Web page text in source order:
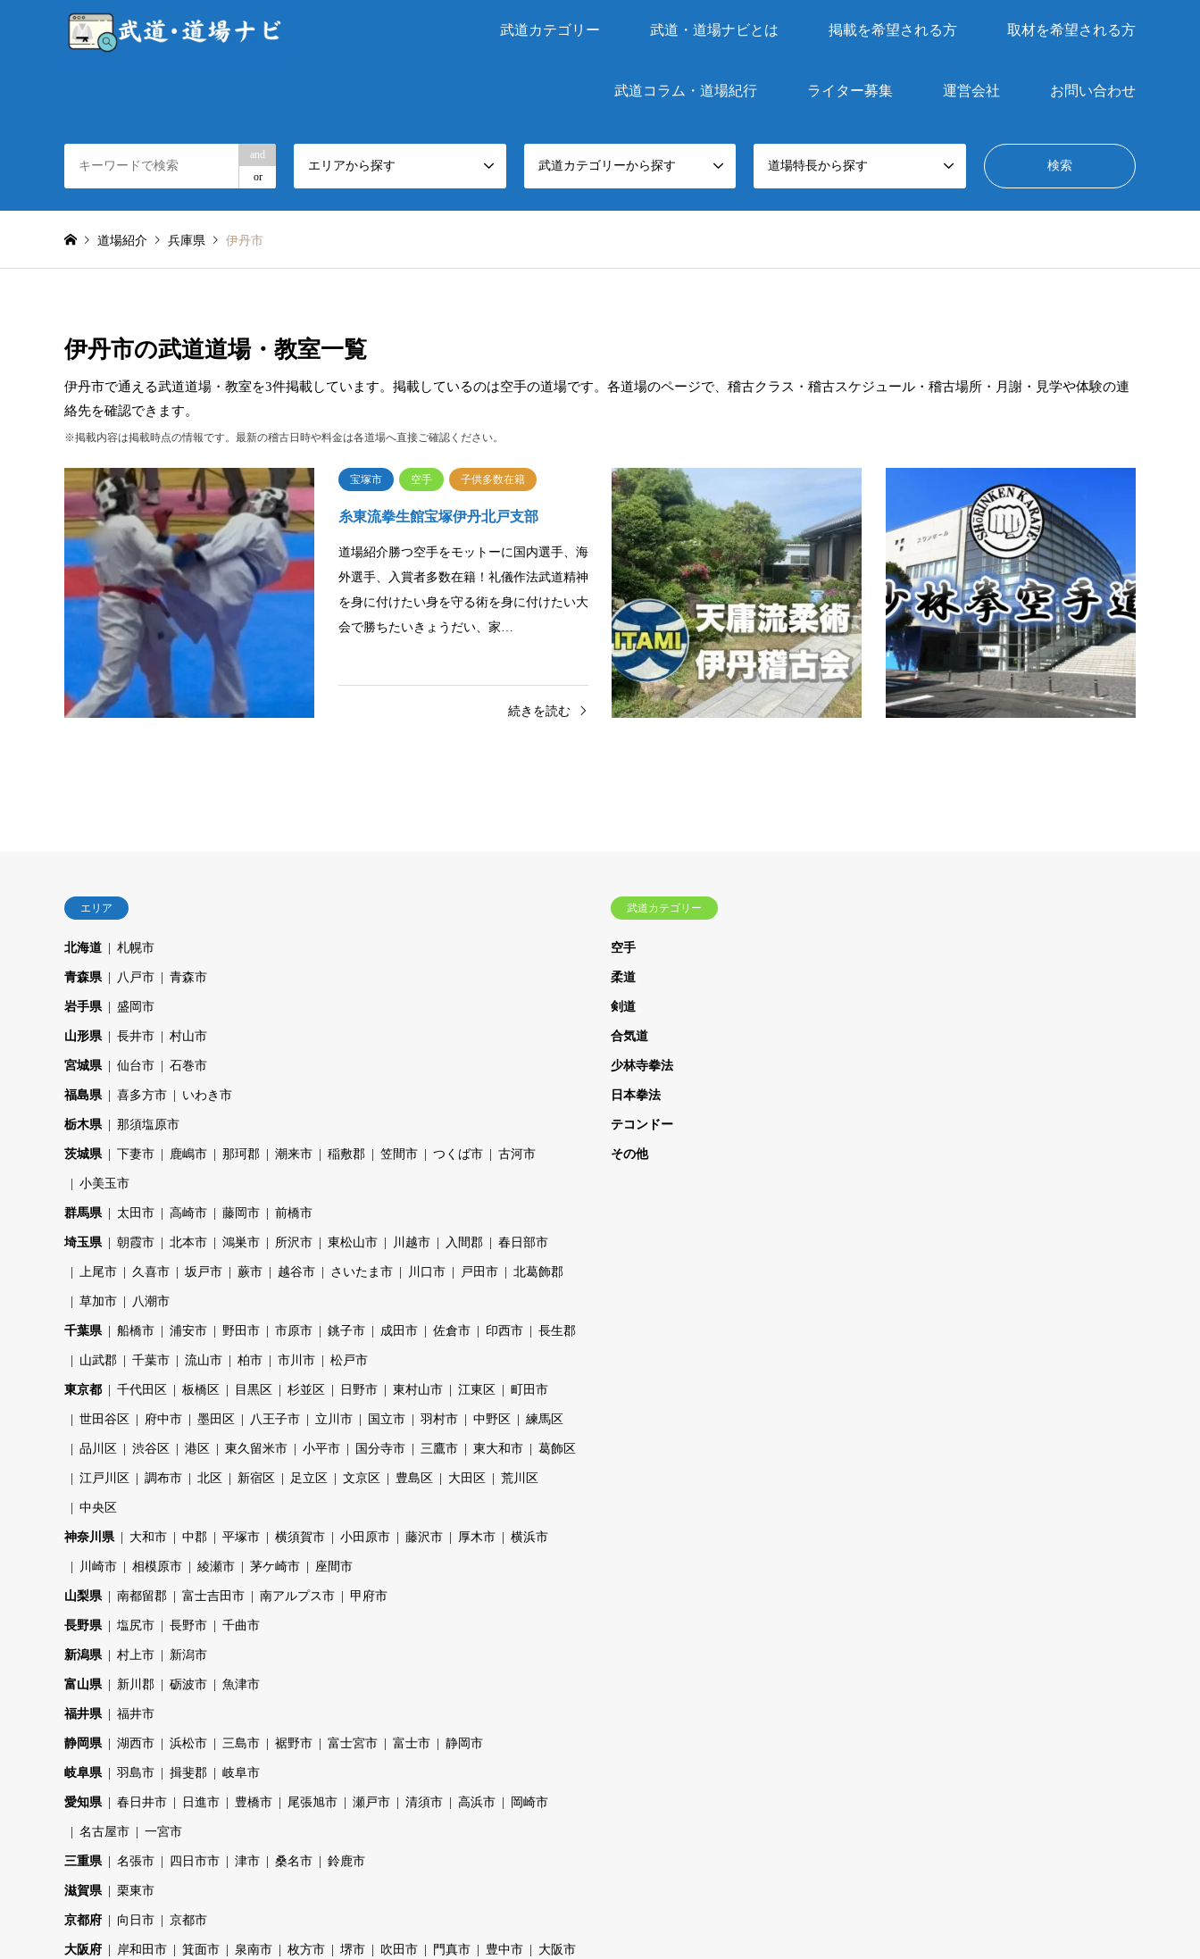
武道カテゴリー 武道・道場ナビとは 掲載を希望される方 取材を希望される方
武道コラム・道場紀行 ライター募集 運営会社 お問い合わせ
and
or
エリアから探す 武道カテゴリーから探す 道場特長から探す
道場紹介 兵庫県 伊丹市
伊丹市の武道道場・教室一覧
伊丹市で通える武道道場・教室を3件掲載しています。掲載しているのは空手の道場です。各道場のページで、稽古クラス・稽古スケジュール・稽古場所・月謝・見学や体験の連
絡先を確認できます。
※掲載内容は掲載時点の情報です。最新の稽古日時や料金は各道場へ直接ご確認ください。
宝塚市 空手 子供多数在籍
糸東流拳生館宝塚伊丹北戸支部
道場紹介勝つ空手をモットーに国内選手、海
外選手、入賞者多数在籍！礼儀作法武道精神
を身に付けたい身を守る術を身に付けたい大
会で勝ちたいきょうだい、家…
続きを読む
一般社団法人天庸流柔術 伊丹稽古会
道場紹介大阪総本部道場・木鶏塾代表の垣本
雅史総師範が30年以上もの豊富な武術や格闘
技などの経験を凝縮し編纂された武術の型な
どを稽古する道場です。基本…
続きを読む
エリア
北海道 札幌市
青森県 八戸市 青森市
岩手県 盛岡市
山形県 長井市 村山市
宮城県 仙台市 石巻市
福島県 喜多方市 いわき市
栃木県 那須塩原市
茨城県 下妻市 鹿嶋市 那珂郡 潮来市 稲敷郡 笠間市 つくば市 古河市
小美玉市
群馬県 太田市 高崎市 藤岡市 前橋市
埼玉県 朝霞市 北本市 鴻巣市 所沢市 東松山市 川越市 入間郡 春日部市
上尾市 久喜市 坂戸市 蕨市 越谷市 さいたま市 川口市 戸田市 北葛飾郡
草加市 八潮市
千葉県 船橋市 浦安市 野田市 市原市 銚子市 成田市 佐倉市 印西市 長生郡
山武郡 千葉市 流山市 柏市 市川市 松戸市
東京都 千代田区 板橋区 目黒区 杉並区 日野市 東村山市 江東区 町田市
世田谷区 府中市 墨田区 八王子市 立川市 国立市 羽村市 中野区 練馬区
品川区 渋谷区 港区 東久留米市 小平市 国分寺市 三鷹市 東大和市 葛飾区
江戸川区 調布市 北区 新宿区 足立区 文京区 豊島区 大田区 荒川区
中央区
神奈川県 大和市 中郡 平塚市 横須賀市 小田原市 藤沢市 厚木市 横浜市
川崎市 相模原市 綾瀬市 茅ケ崎市 座間市
山梨県 南都留郡 富士吉田市 南アルプス市 甲府市
長野県 塩尻市 長野市 千曲市
新潟県 村上市 新潟市
富山県 新川郡 砺波市 魚津市
福井県 福井市
静岡県 湖西市 浜松市 三島市 裾野市 富士宮市 富士市 静岡市
岐阜県 羽島市 揖斐郡 岐阜市
愛知県 春日井市 日進市 豊橋市 尾張旭市 瀬戸市 清須市 高浜市 岡崎市
名古屋市 一宮市
三重県 名張市 四日市市 津市 桑名市 鈴鹿市
滋賀県 栗東市
京都府 向日市 京都市
大阪府 岸和田市 箕面市 泉南市 枚方市 堺市 吹田市 門真市 豊中市 大阪市
武道カテゴリー
空手
柔道
剣道
合気道
少林寺拳法
日本拳法
テコンドー
その他